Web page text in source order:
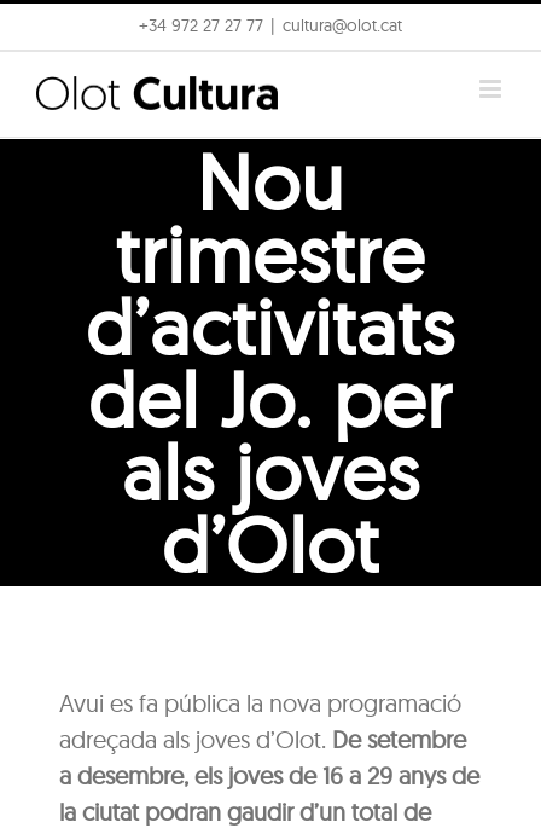
to
content
+34 972 27 27 77 cultura@olot.cat
Nou
trimestre
d’activitats
del Jo. per
als joves
d’Olot
Avui es fa pública la nova programació
adreçada als joves d’Olot. De setembre
a desembre, els joves de 16 a 29 anys de
la ciutat podran gaudir d’un total de